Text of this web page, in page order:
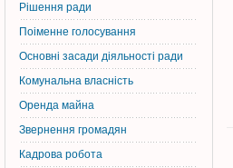
Рішення ради
Поіменне голосування
Основні засади діяльності ради
Комунальна власність
Оренда майна
Звернення громадян
Кадрова робота